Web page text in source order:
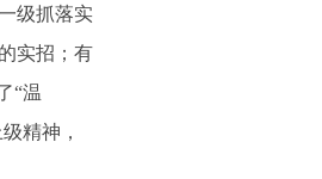
级抓落实
实招；有
“温
精神，